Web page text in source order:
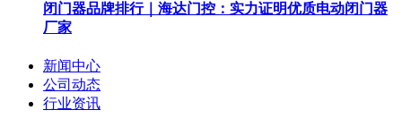
闭门器品牌排行｜海达门控：实力证明优质电动闭门器
厂家
新闻中心
公司动态
行业资讯